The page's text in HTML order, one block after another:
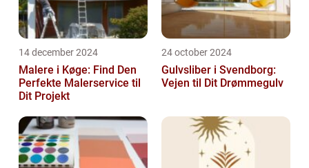
14 december 2024
Malere i Køge: Find Den
Perfekte Malerservice til
Dit Projekt
24 october 2024
Gulvsliber i Svendborg:
Vejen til Dit Drømmegulv